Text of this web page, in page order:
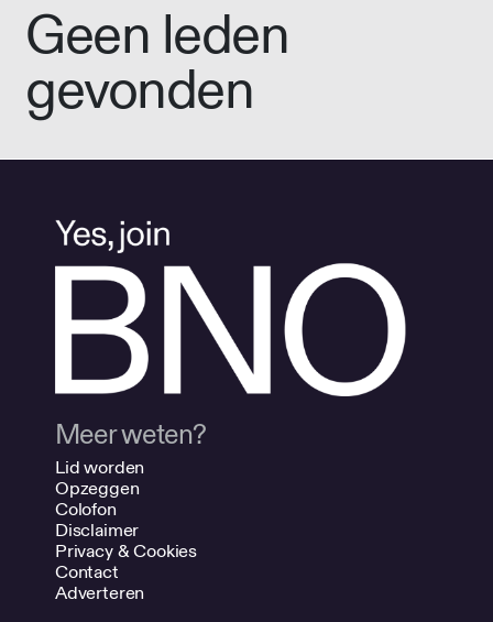
Geen leden
gevonden
Meer weten?
Lid worden
Opzeggen
Colofon
Disclaimer
Privacy & Cookies
Contact
Adverteren